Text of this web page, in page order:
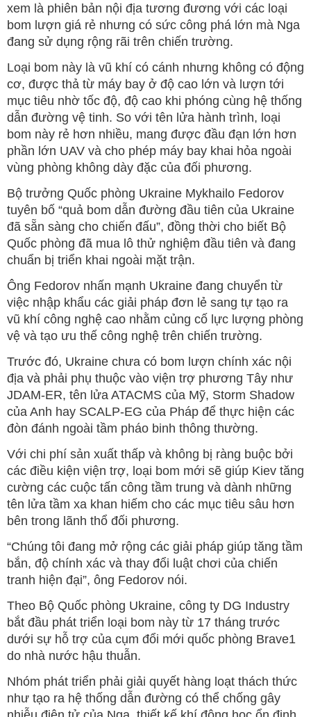
xem là phiên bản nội địa tương đương với các loại
bom lượn giá rẻ nhưng có sức công phá lớn mà Nga
đang sử dụng rộng rãi trên chiến trường.
Loại bom này là vũ khí có cánh nhưng không có động
cơ, được thả từ máy bay ở độ cao lớn và lượn tới
mục tiêu nhờ tốc độ, độ cao khi phóng cùng hệ thống
dẫn đường vệ tinh. So với tên lửa hành trình, loại
bom này rẻ hơn nhiều, mang được đầu đạn lớn hơn
phần lớn UAV và cho phép máy bay khai hỏa ngoài
vùng phòng không dày đặc của đối phương.
Bộ trưởng Quốc phòng Ukraine Mykhailo Fedorov
tuyên bố “quả bom dẫn đường đầu tiên của Ukraine
đã sẵn sàng cho chiến đấu”, đồng thời cho biết Bộ
Quốc phòng đã mua lô thử nghiệm đầu tiên và đang
chuẩn bị triển khai ngoài mặt trận.
Ông Fedorov nhấn mạnh Ukraine đang chuyển từ
việc nhập khẩu các giải pháp đơn lẻ sang tự tạo ra
vũ khí công nghệ cao nhằm củng cố lực lượng phòng
vệ và tạo ưu thế công nghệ trên chiến trường.
Trước đó, Ukraine chưa có bom lượn chính xác nội
địa và phải phụ thuộc vào viện trợ phương Tây như
JDAM-ER, tên lửa ATACMS của Mỹ, Storm Shadow
của Anh hay SCALP-EG của Pháp để thực hiện các
đòn đánh ngoài tầm pháo binh thông thường.
Với chi phí sản xuất thấp và không bị ràng buộc bởi
các điều kiện viện trợ, loại bom mới sẽ giúp Kiev tăng
cường các cuộc tấn công tầm trung và dành những
tên lửa tầm xa khan hiếm cho các mục tiêu sâu hơn
bên trong lãnh thổ đối phương.
“Chúng tôi đang mở rộng các giải pháp giúp tăng tầm
bắn, độ chính xác và thay đổi luật chơi của chiến
tranh hiện đại”, ông Fedorov nói.
Theo Bộ Quốc phòng Ukraine, công ty DG Industry
bắt đầu phát triển loại bom này từ 17 tháng trước
dưới sự hỗ trợ của cụm đổi mới quốc phòng Brave1
do nhà nước hậu thuẫn.
Nhóm phát triển phải giải quyết hàng loạt thách thức
như tạo ra hệ thống dẫn đường có thể chống gây